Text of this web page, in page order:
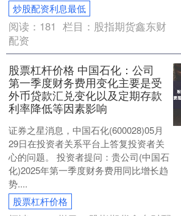
炒股配资利息最低
阅读： 181 栏目： 股指期货鑫东财
配资
股票杠杆价格 中国石化：公司
第一季度财务费用变化主要是受
外币贷款汇兑变化以及定期存款
利率降低等因素影响
证券之星消息，中国石化(600028)05月
29日在投资者关系平台上答复投资者关
心的问题。 投资者提问：贵公司(中国石
化)2025年第一季度财务费用同比增长趋
势....
股票杠杆价格